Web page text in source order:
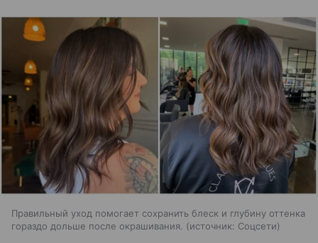
Правильный уход помогает сохранить блеск и глубину оттенка
гораздо дольше после окрашивания.
источник: Соцсети